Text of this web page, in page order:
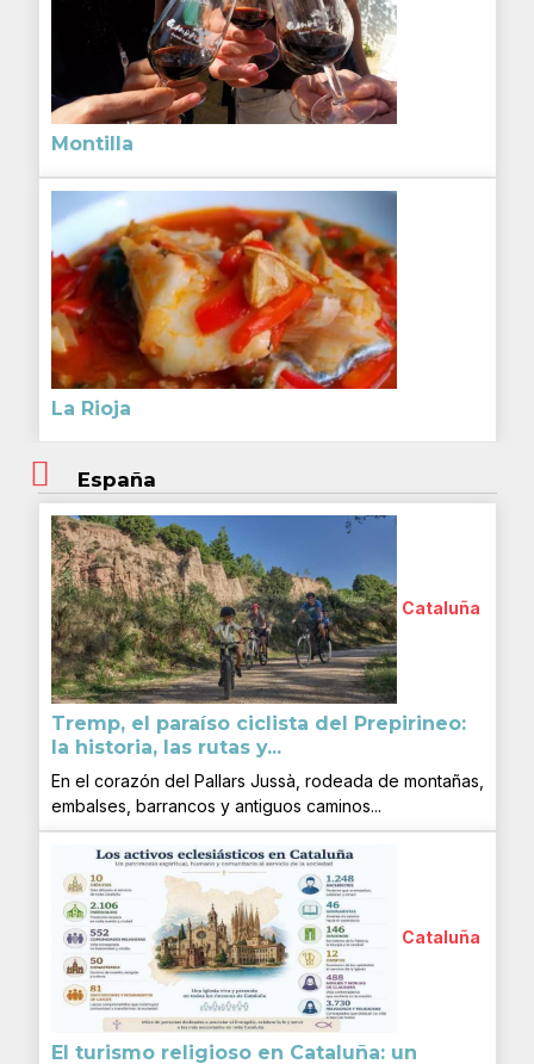
Montilla
La Rioja
España
Cataluña
Tremp, el paraíso ciclista del Prepirineo:
la historia, las rutas y...
En el corazón del Pallars Jussà, rodeada de montañas,
embalses, barrancos y antiguos caminos...
Cataluña
El turismo religioso en Cataluña: un